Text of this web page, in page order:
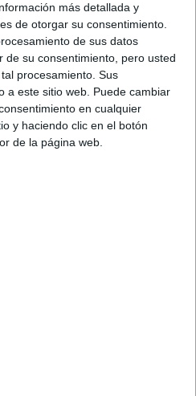
más detallada y
de otorgar su consentimiento.
de sus datos
de su consentimiento, pero usted
procesamiento. Sus
a este sitio web. Puede cambiar
en cualquier
y haciendo clic en el botón
de la página web.
de Uso
de uso*